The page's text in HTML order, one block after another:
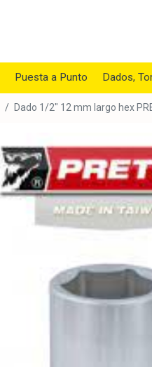
Puesta a Punto Dados,
Dado 1/2" 12 mm largo hex